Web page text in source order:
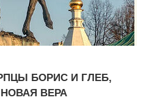
БОРИС И ГЛЕБ,
ВЕРА